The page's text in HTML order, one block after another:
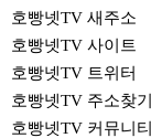
호빵넷TV 새주소
호빵넷TV 사이트
호빵넷TV 트위터
호빵넷TV 주소찾기
호빵넷TV 커뮤니티